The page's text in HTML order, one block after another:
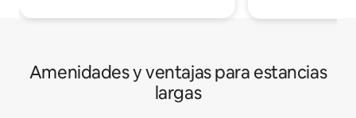
Amenidades y ventajas para estancias
largas